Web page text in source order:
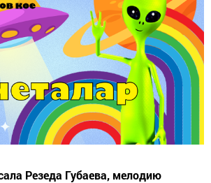
Резеда Губаева, мелодию